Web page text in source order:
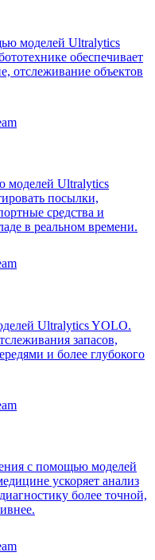
моделей Ultralytics
обеспечивает
отслеживание объектов
моделей Ultralytics
посылки,
средства и
в реальном времени.
Ultralytics YOLO.
запасов,
и более глубокого
с помощью моделей
ускоряет анализ
более точной,